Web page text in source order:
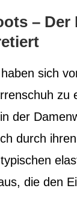
– Der
sich
zu
der
durch
die den